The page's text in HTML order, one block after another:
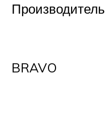
Производитель
BRAVO